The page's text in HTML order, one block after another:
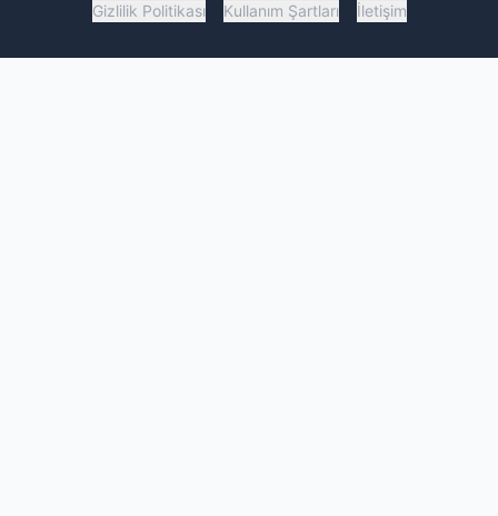
Gizlilik Politikası Kullanım Şartları İletişim